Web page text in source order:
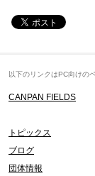
以下のリンクはPC向けの
CANPAN FIELDS
トピックス
ブログ
団体情報